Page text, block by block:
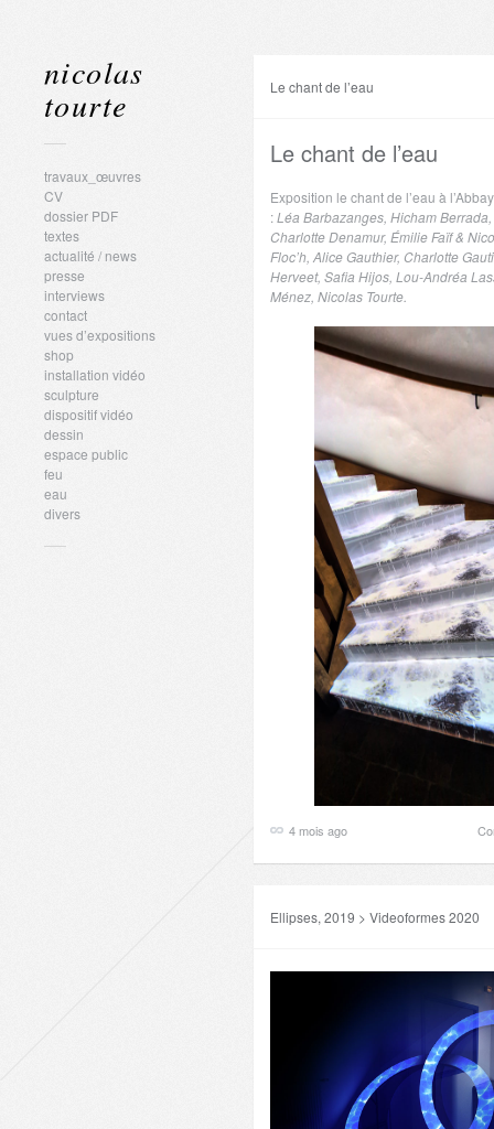
nicolas
tourte
travaux_œuvres
CV
dossier PDF
textes
actualité / news
presse
interviews
contact
vues d’expositions
shop
installation vidéo
sculpture
dispositif vidéo
dessin
espace public
feu
eau
divers
Le chant de l’eau
Le chant de l’eau
Exposition le chant de l’eau à
:Léa Barbazanges Hicham Berrada
CharlotteDenamur, Émilie Faïf &
Floc’h Alice Gauthier, Charlotte
Herveet, Safia Hijos Lou-Andréa
Ménez Nicolas Tourte
4 mois ago
Ellipses, 2019 > Videoformes 2020